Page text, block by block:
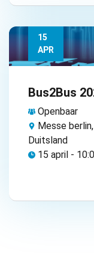
15
APR
Bus2Bus
Openbaar
Messe
Duitsland
15 april -